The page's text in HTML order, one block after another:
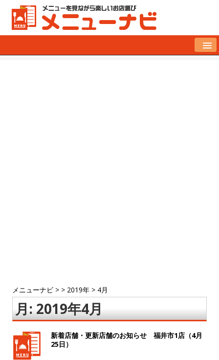
メニューナビ > > 2019年 > 4月
月:2019年4月
新着店舗・更新店舗のお知らせ 福井市1店（4月
25日）